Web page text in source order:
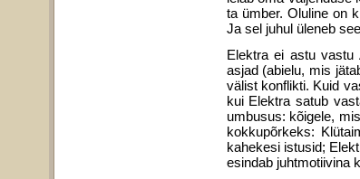
ta ümber. Oluline on
Ja sel juhul üleneb
Elektra ei astu vastu
asjad (abielu, mis
välist konflikti. Kuid
kui Elektra satub
umbusus: kõigele,
kokkupõrkeks:
kahekesi istusid;
esindab juhtmotiivina